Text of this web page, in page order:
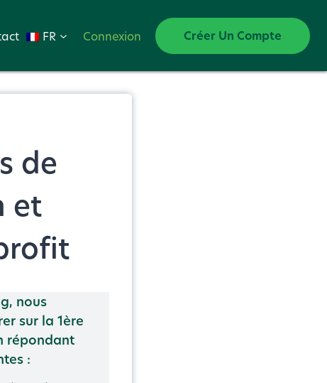
FR Connexion Créer Un Compte
de
et
nous
sur la 1ère
répondant
: